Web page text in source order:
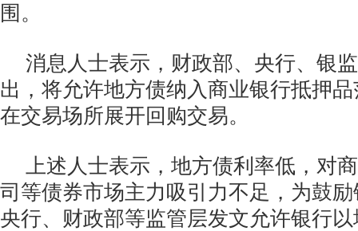
围。
消息人士表示，财政部、央行、银
出，将允许地方债纳入商业银行抵押
在交易场所展开回购交易。
上述人士表示，地方债利率低，对
司等债券市场主力吸引力不足，为鼓
央行、财政部等监管层发文允许银行